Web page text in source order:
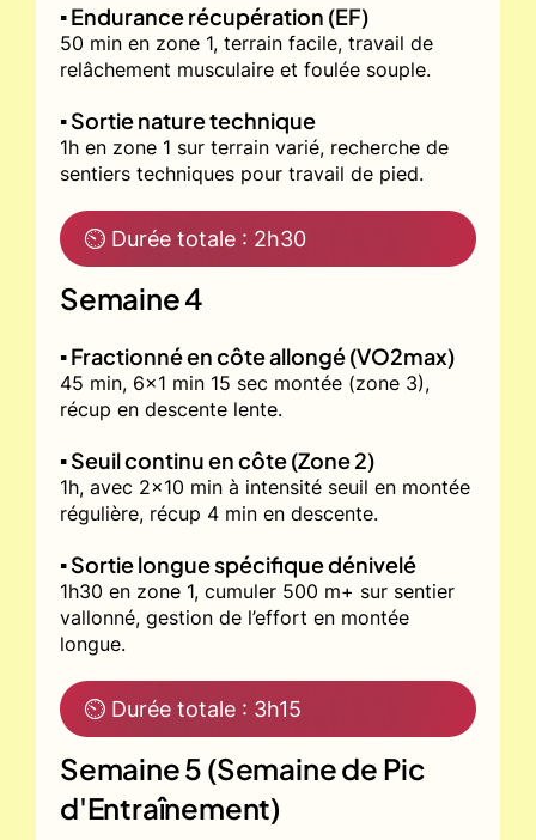
▪️ Endurance récupération (EF)
50 min en zone 1, terrain facile, travail de
relâchement musculaire et foulée souple.
▪️ Sortie nature technique
1h en zone 1 sur terrain varié, recherche de
sentiers techniques pour travail de pied.
⏲ Durée totale : 2h30
Semaine 4
▪️ Fractionné en côte allongé (VO2max)
45 min, 6x1 min 15 sec montée (zone 3),
récup en descente lente.
▪️ Seuil continu en côte (Zone 2)
1h, avec 2x10 min à intensité seuil en montée
régulière, récup 4 min en descente.
▪️ Sortie longue spécifique dénivelé
1h30 en zone 1, cumuler 500 m+ sur sentier
vallonné, gestion de l’effort en montée
longue.
⏲ Durée totale : 3h15
Semaine 5 (Semaine de Pic
d'Entraînement)